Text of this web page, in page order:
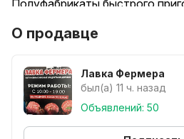
Полуфабрикаты быстрого
«Лавка фермера»
Наш магазин:
г. Минск ул. Могилевская д5
О продавце
Лавка Фермера
был(а) 11 ч. назад
Объявлений: 50